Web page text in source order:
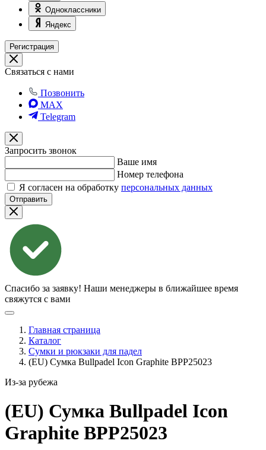
Одноклассники
Яндекс
Регистрация
Связаться с нами
Позвонить
MAX
Telegram
Запросить звонок
Ваше имя
Номер телефона
Я согласен на обработку персональных данных
Отправить
Спасибо за заявку! Наши менеджеры в ближайшее время
свяжутся с вами
Главная страница
Каталог
Сумки и рюкзаки для падел
(EU) Сумка Bullpadel Icon Graphite BPP25023
Из-за рубежа
(EU) Сумка Bullpadel Icon
Graphite BPP25023